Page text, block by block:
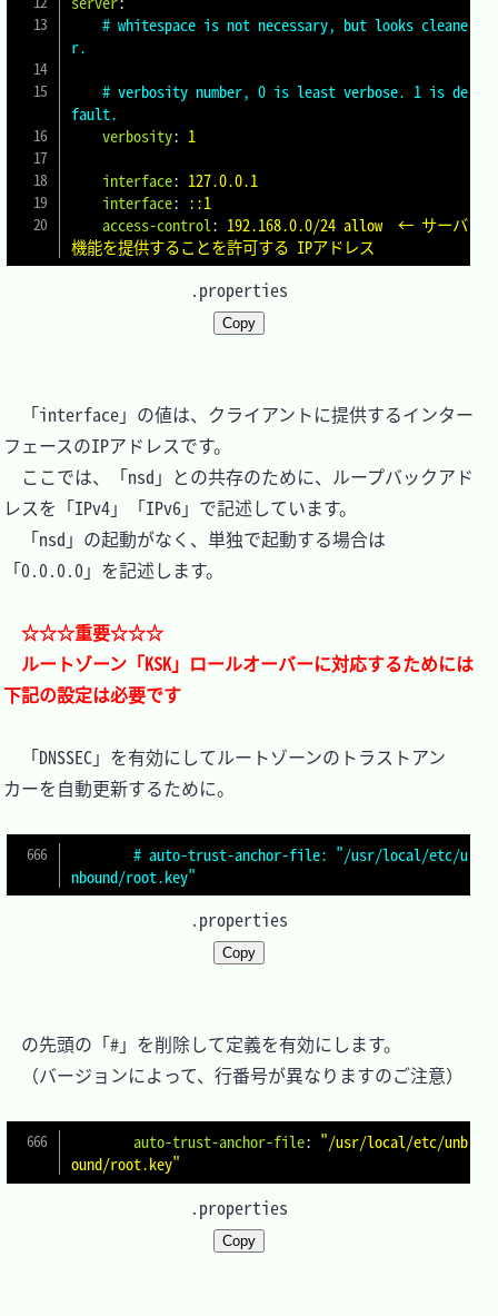
r.
fault.
	verbosity
: 1
    interface
: 127.0.0.1
	interface
: ::1
    access-control
: 192.168.0.0/24 allow  ← サーバ
機能を提供することを許可する IPアドレス
.properties
Copy
「interface」の値は、クライアントに提供するインター
フェースのIPアドレスです。
ここでは、「nsd」との共存のために、ループバックアド
レスを「IPv4」「IPv6」で記述しています。
「nsd」の起動がなく、単独で起動する場合は
「0.0.0.0」を記述します。
☆☆☆重要☆☆☆
ルートゾーン「KSK」ロールオーバーに対応するためには
下記の設定は必要です
「DNSSEC」を有効にしてルートゾーンのトラストアン
カーを自動更新するために。
# auto-trust-anchor-file: "/usr/local/etc/u
nbound/root.key"
.properties
Copy
の先頭の「#」を削除して定義を有効にします。
（バージョンによって、行番号が異なりますのご注意）
auto-trust-anchor-file: "/usr/local/etc/unb
ound/root.key"
.properties
Copy